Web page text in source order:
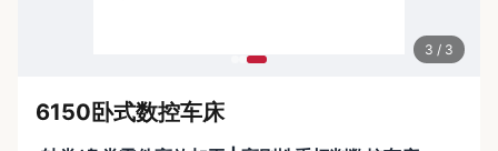
3 / 3
6150卧式数控车床